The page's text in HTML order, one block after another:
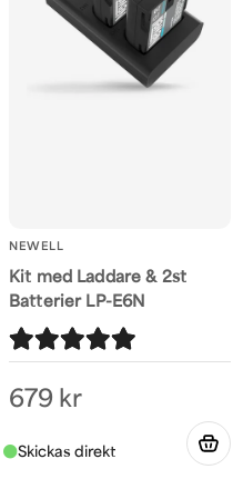
NEWELL
Kit med Laddare & 2st
Batterier LP-E6N
679 kr